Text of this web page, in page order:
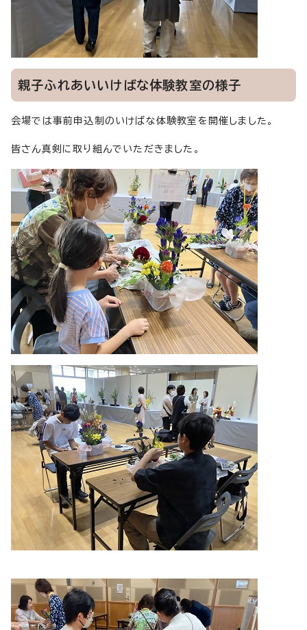
親子ふれあいいけばな体験教室の様子
会場では事前申込制のいけばな体験教室を開催しました。
皆さん真剣に取り組んでいただきました。